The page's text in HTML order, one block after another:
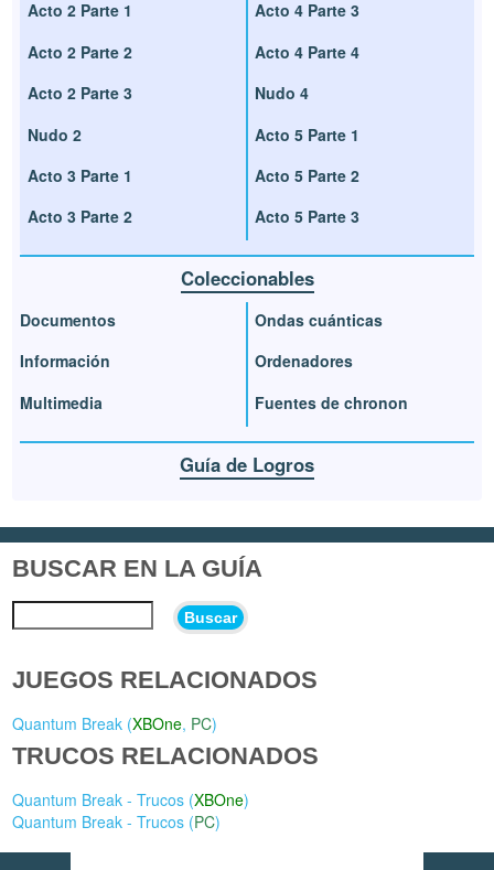
Acto 2 Parte 1
Acto 2 Parte 2
Acto 2 Parte 3
Nudo 2
Acto 3 Parte 1
Acto 3 Parte 2
Acto 4 Parte 3
Acto 4 Parte 4
Nudo 4
Acto 5 Parte 1
Acto 5 Parte 2
Acto 5 Parte 3
Coleccionables
Documentos
Información
Multimedia
Ondas cuánticas
Ordenadores
Fuentes de chronon
Guía de Logros
BUSCAR EN LA GUÍA
Buscar
JUEGOS RELACIONADOS
Quantum Break (XBOne, PC)
TRUCOS RELACIONADOS
Quantum Break - Trucos (XBOne)
Quantum Break - Trucos (PC)